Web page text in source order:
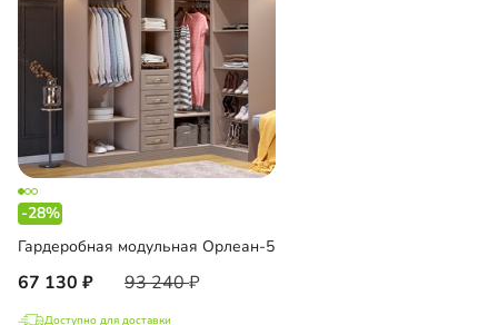
-28%
Гардеробная модульная Орлеан-5
67 130 93 240
Доступно для доставки